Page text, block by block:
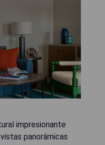
impresionante
panorámicas